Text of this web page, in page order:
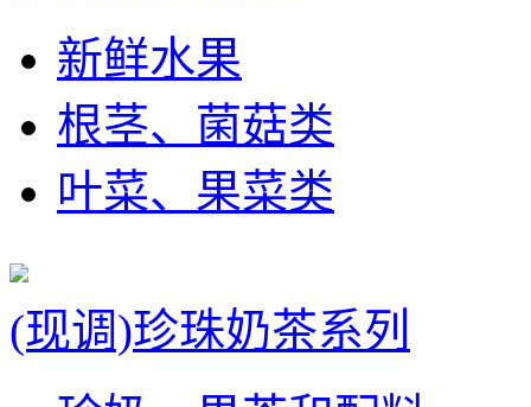
新鲜水果
根茎、菌菇类
叶菜、果菜类
(现调)珍珠奶茶系列